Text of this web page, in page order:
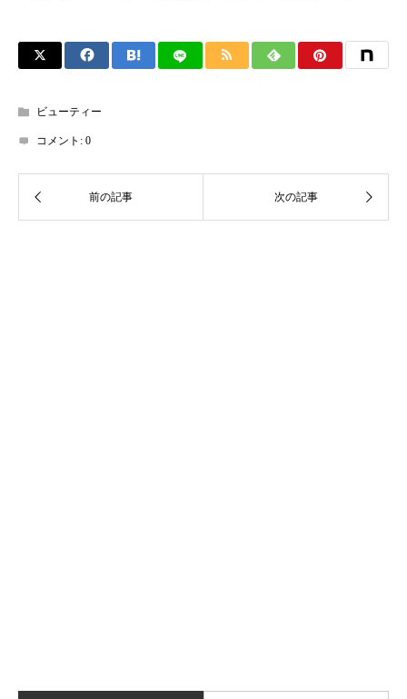
ビューティー
コメント: 0